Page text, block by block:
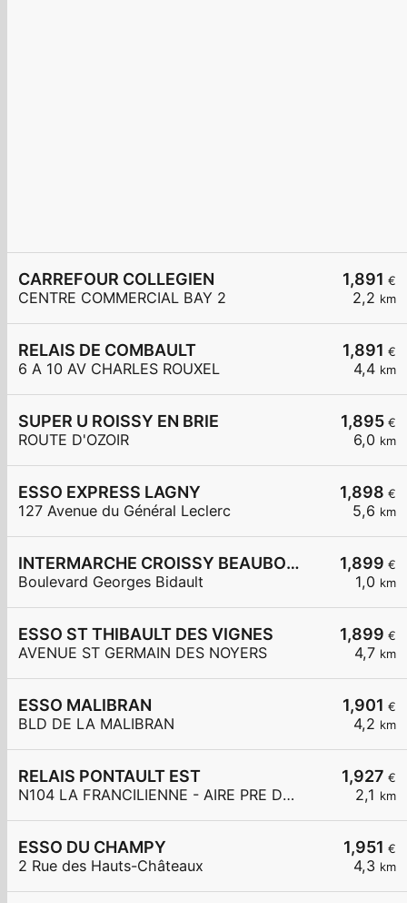
1,891 €
2,2 km
CARREFOUR COLLEGIEN
CENTRE COMMERCIAL BAY 2
1,891 €
4,4 km
RELAIS DE COMBAULT
6 A 10 AV CHARLES ROUXEL
1,895 €
6,0 km
SUPER U ROISSY EN BRIE
ROUTE D'OZOIR
1,898 €
5,6 km
ESSO EXPRESS LAGNY
127 Avenue du Général Leclerc
1,899 €
1,0 km
INTERMARCHE CROISSY BEAUBOURG
Boulevard Georges Bidault
1,899 €
4,7 km
ESSO ST THIBAULT DES VIGNES
AVENUE ST GERMAIN DES NOYERS
1,901 €
4,2 km
ESSO MALIBRAN
BLD DE LA MALIBRAN
1,927 €
2,1 km
RELAIS PONTAULT EST
N104 LA FRANCILIENNE - AIRE PRE DE L'AULNES ET DE LA GDE MAR
1,951 €
4,3 km
ESSO DU CHAMPY
2 Rue des Hauts-Châteaux